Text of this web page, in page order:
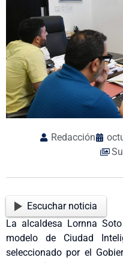
Redacción
Escuchar noticia
La alcaldesa Lornna
modelo de Ciudad
seleccionado por el